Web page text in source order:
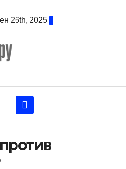
26th, 2025